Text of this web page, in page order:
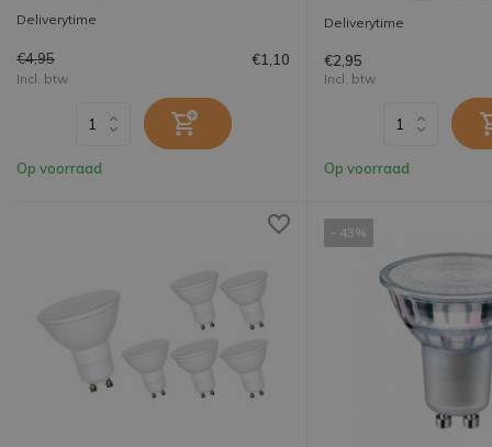
Deliverytime
€4,95 €1,10
Incl. btw
Op voorraad
Deliverytime
€2,95
Incl. btw
Op voorraad
- 43%